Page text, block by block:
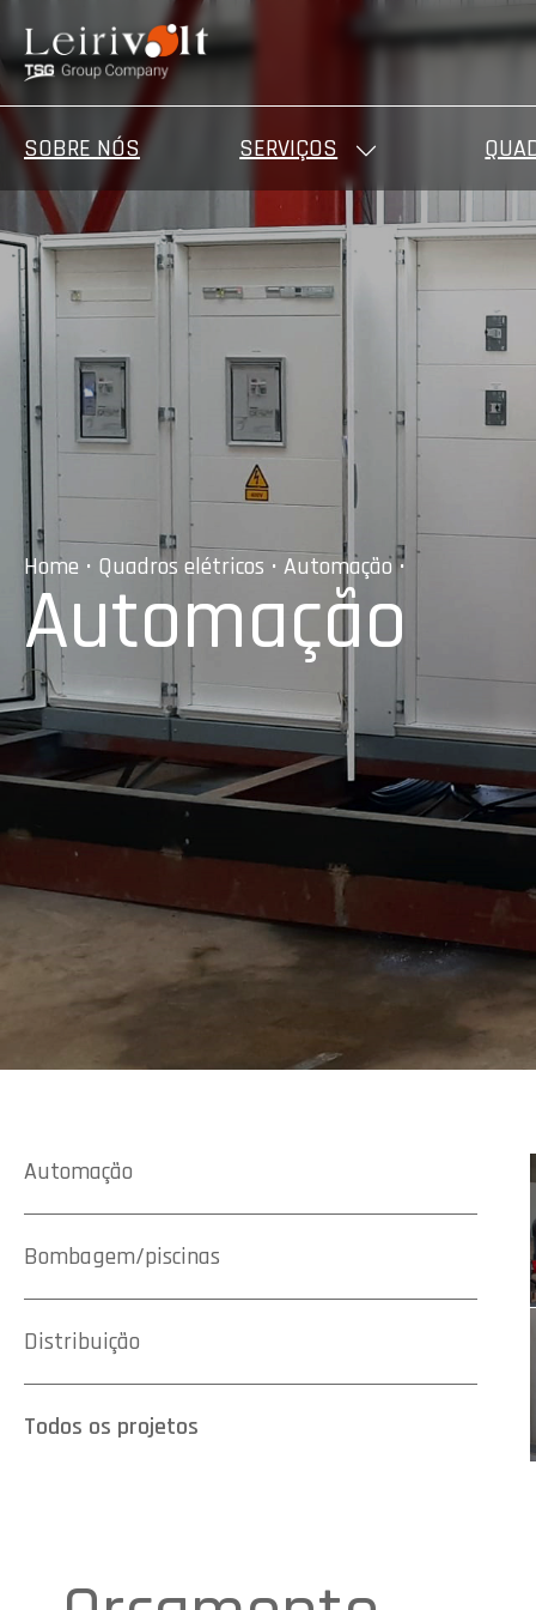
SOBRE NÓS SERVIÇOS
Home • Quadros elétricos • Automação•
Automação
Todos os projetos
Automação
Bombagem/piscinas
Distribuição